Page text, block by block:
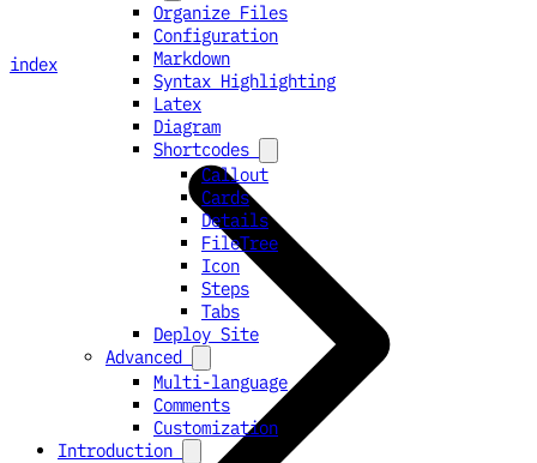
Organize Files
Configuration
Markdown
Syntax Highlighting
Latex
Diagram
Shortcodes
Callout
Cards
Details
FileTree
Icon
Steps
Tabs
Deploy Site
Advanced
Multi-language
Comments
Customization
Introduction
index